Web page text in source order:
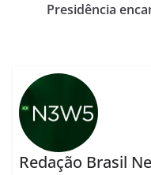
Presidência
Redação Brasil